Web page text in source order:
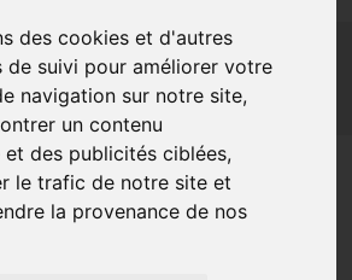
des cookies et d'autres
de suivi pour améliorer votre
navigation sur notre site,
un contenu
et des publicités ciblées,
le trafic de notre site et
la provenance de nos
liées à l’embauche
à l’exécution du contrat de travail
à l’extinction du contrat
pratique dans les
- Guide